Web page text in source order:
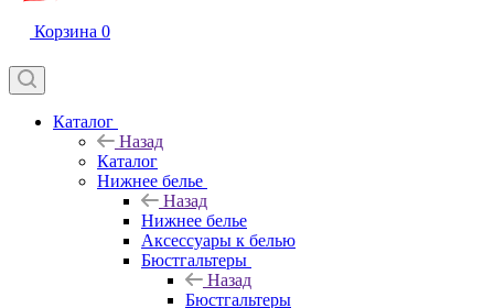
Корзина 0
Каталог
Назад
Каталог
Нижнее белье
Назад
Нижнее белье
Аксессуары к белью
Бюстгальтеры
Назад
Бюстгальтеры